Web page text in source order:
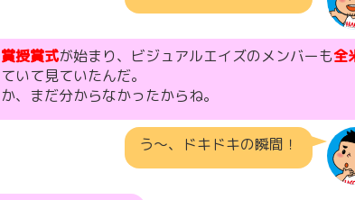
授賞式が始まり、ビジュアルエイズのメンバーも全
いて見ていたんだ。
、まだ分からなかったからね。
う〜、ドキドキの瞬間！